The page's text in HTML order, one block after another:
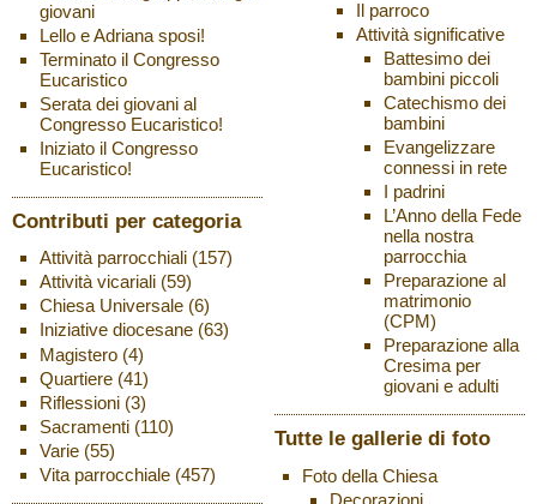
giovani
Lello e Adriana sposi!
Terminato il Congresso
Eucaristico
Serata dei giovani al
Congresso Eucaristico!
Iniziato il Congresso
Eucaristico!
Contributi per categoria
Attività parrocchiali(157)
Attività vicariali(59)
Chiesa Universale(6)
Iniziative diocesane(63)
Magistero(4)
Quartiere(41)
Riflessioni(3)
Sacramenti(110)
Varie(55)
Vita parrocchiale(457)
Il parroco
Attività significative
Battesimo dei
bambini piccoli
Catechismo dei
bambini
Evangelizzare
connessi in rete
I padrini
L’Anno della Fede
nella nostra
parrocchia
Preparazione al
matrimonio
(CPM)
Preparazione alla
Cresima per
giovani e adulti
Tutte le gallerie di foto
Foto della Chiesa
Decorazioni